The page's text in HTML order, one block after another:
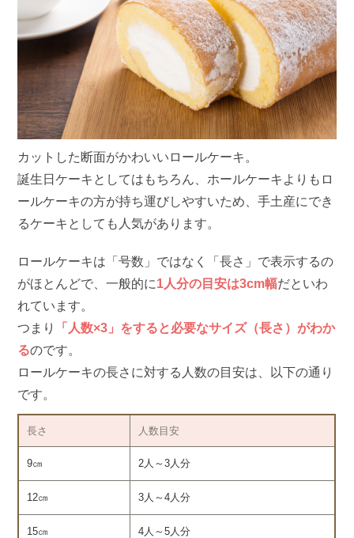
カットした断面がかわいいロールケーキ。
誕生日ケーキとしてはもちろん、ホールケーキよりもロ
ールケーキの方が持ち運びしやすいため、手土産にでき
るケーキとしても人気があります。
ロールケーキは「号数」ではなく「長さ」で表示するの
がほとんどで、一般的に1人分の目安は3cm幅だといわ
れています。
つまり
「人数×3」をすると必要なサイズ（長さ）がわか
るのです。
ロールケーキの長さに対する人数の目安は、以下の通り
です。
長さ 人数目安
9㎝ 2人～3人分
12㎝ 3人～4人分
15㎝ 4人～5人分